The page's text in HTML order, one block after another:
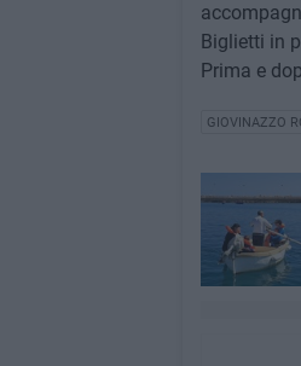
Biglietti in
Prima e
GIOVINAZZO